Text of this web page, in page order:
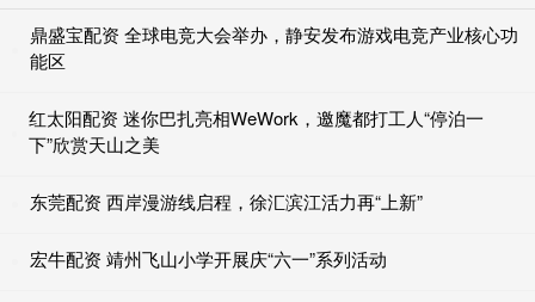
鼎盛宝配资 全球电竞大会举办，静安发布游戏电竞产业核心功
能区
红太阳配资 迷你巴扎亮相WeWork，邀魔都打工人“停泊一
下”欣赏天山之美
东莞配资 西岸漫游线启程，徐汇滨江活力再“上新”
宏牛配资 靖州飞山小学开展庆“六一”系列活动